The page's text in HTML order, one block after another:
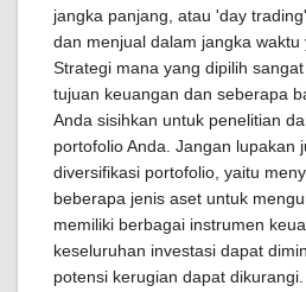
jangka panjang, atau 'day
dan menjual dalam jangka waktu
Strategi mana yang dipilih
tujuan keuangan dan seberapa
Anda sisihkan untuk penelitian
portofolio Anda. Jangan lupakan
diversifikasi portofolio, yaitu
beberapa jenis aset untuk
memiliki berbagai instrumen
keseluruhan investasi dapat
potensi kerugian dapat